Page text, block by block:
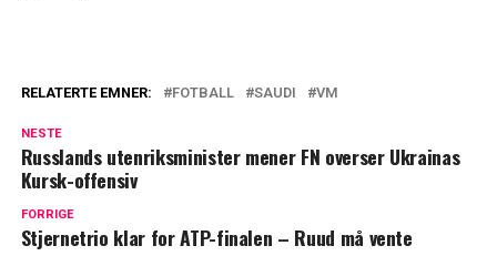
RELATERTE EMNER: FOTBALL SAUDI VM
NESTE
Russlands utenriksminister mener FN overser Ukrainas
Kursk-offensiv
FORRIGE
Stjernetrio klar for ATP-finalen – Ruud må vente